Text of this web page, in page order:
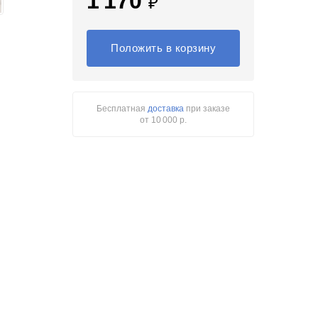
Положить в корзину
Бесплатнаядоставка при заказе
от 10 000 р.